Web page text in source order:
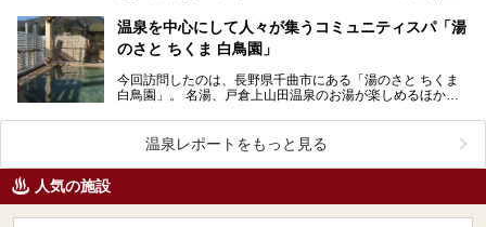
温泉を中心にして人々が集うコミュニティスパ「湯
のさと ちくま 白鳥園」
今回訪問したのは、長野県千曲市にある「湯のさと ちくま
白鳥園」。 名湯、戸倉上山田温泉のお湯が楽しめるほか、
温泉レポートをもっと見る
人気の施設